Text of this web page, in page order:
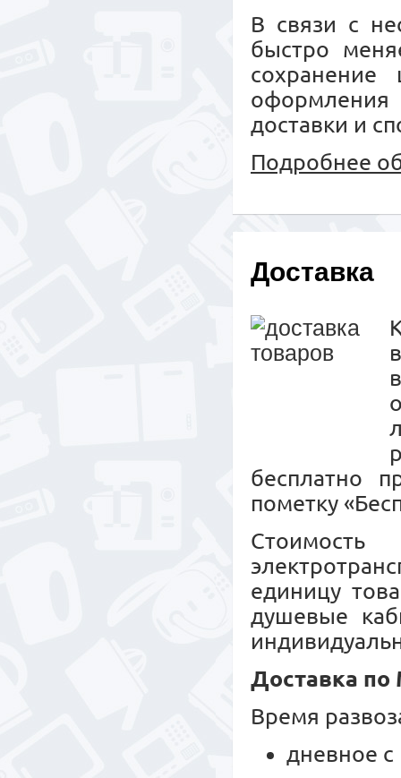
В связи с
быстро
доставки и
Подробнее
Доставка
бесплатно
пометку
единицу
душевые
Доставка
Время
дневное с